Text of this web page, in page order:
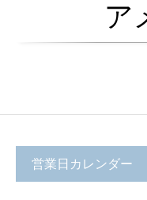
ア
営業日カレンダー